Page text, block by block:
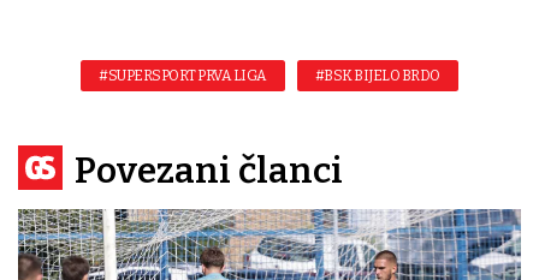
#SUPERSPORT PRVA LIGA #BSK BIJELO BRDO
Povezani članci